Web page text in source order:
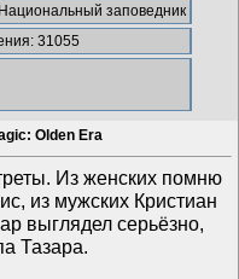
заповедник
31055
Olden Era
Из женских помню
из мужских Кристиан
выглядел серьёзно,
Тазара.